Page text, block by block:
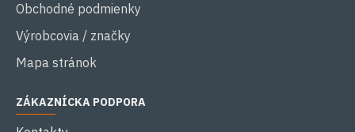
Obchodné podmienky
Výrobcovia / značky
Mapa stránok
ZÁKAZNÍCKA PODPORA